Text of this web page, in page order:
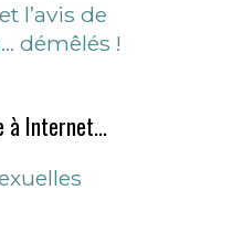
l’avis de
démêlés !
à Internet...